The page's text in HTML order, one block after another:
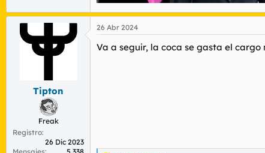
Tipton
Freak
Registro
26 Dic 2023
26 Abr 2024
Va a seguir, la coca se gasta el cargo